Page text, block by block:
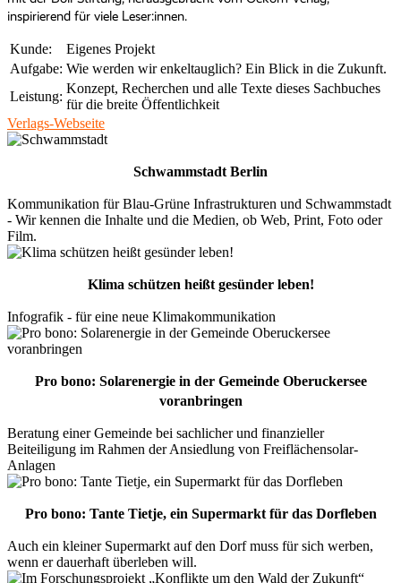
inspirierend für viele Leser:innen.
Kunde:
Eigenes Projekt
Aufgabe: Wie werden wir enkeltauglich? Ein Blick in die Zukunft.
Leistung:
Konzept, Recherchen und alle Texte dieses Sachbuches
für die breite Öffentlichkeit
Verlags-Webseite
Schwammstadt Berlin
Kommunikation für Blau-Grüne Infrastrukturen und Schwammstadt
- Wir kennen die Inhalte und die Medien, ob Web, Print, Foto oder
Film.
Klima schützen heißt gesünder leben!
Infografik - für eine neue Klimakommunikation
Pro bono: Solarenergie in der Gemeinde Oberuckersee
voranbringen
Beratung einer Gemeinde bei sachlicher und finanzieller
Beiteiligung im Rahmen der Ansiedlung von Freiflächensolar-
Anlagen
Pro bono: Tante Tietje, ein Supermarkt für das Dorfleben
Auch ein kleiner Supermarkt auf den Dorf muss für sich werben,
wenn er dauerhaft überleben will.